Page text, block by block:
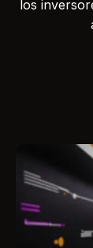
los